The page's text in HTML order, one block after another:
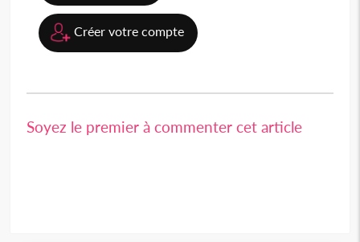
Créer votre compte
Soyez le premier à commenter cet article